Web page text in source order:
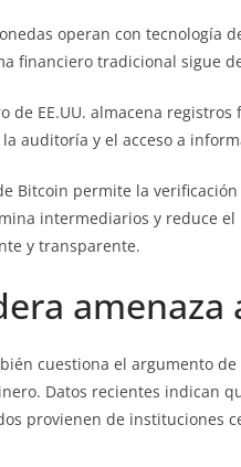
operan con tecnología
financiero tradicional sigue
de EE.UU. almacena
auditoría y el acceso a
Bitcoin permite la
intermediarios y reduce
y transparente.
cuestiona el argumento
Datos recientes indican
provienen de instituciones